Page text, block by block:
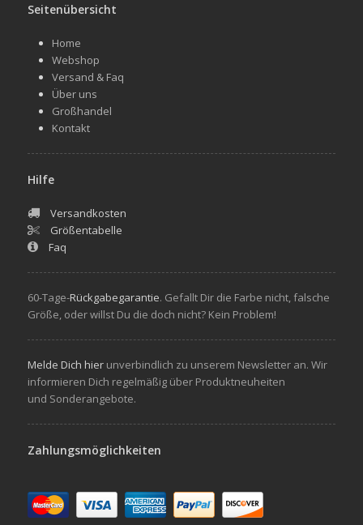
Seitenübersicht
Home
Webshop
Versand & Faq
Über uns
Großhandel
Kontakt
Hilfe
Versandkosten
Größentabelle
Faq
60-Tage-Rückgabegarantie. Gefallt Dir die Farbe nicht, falsche
Größe, oder willst Du die doch nicht? Kein Problem!
Melde Dich hierunverbindlich zu unserem Newsletter an. Wir
informieren Dich regelmäßig über Produktneuheiten
und Sonderangebote.
Zahlungsmöglichkeiten